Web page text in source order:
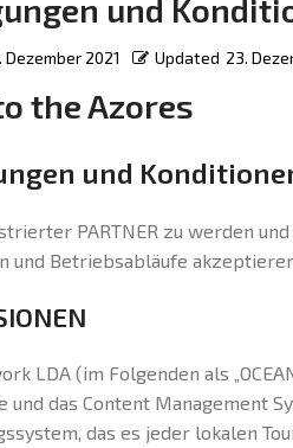
und
Dezember 2021 Updated 23.
the Azores
und
PARTNER zu werden und
und Betriebsabläufe
LDA (im Folgenden als
und das Content Management
das es jeder lokalen